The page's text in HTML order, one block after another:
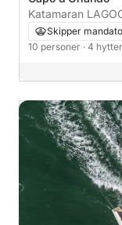
Katamaran
Skipper
10 personer · 4 hytter